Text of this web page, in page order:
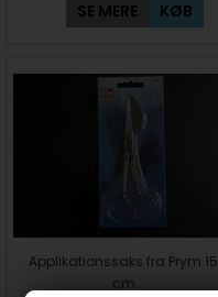
SE MERE KØB
Applikationssaks fra Prym 15
cm